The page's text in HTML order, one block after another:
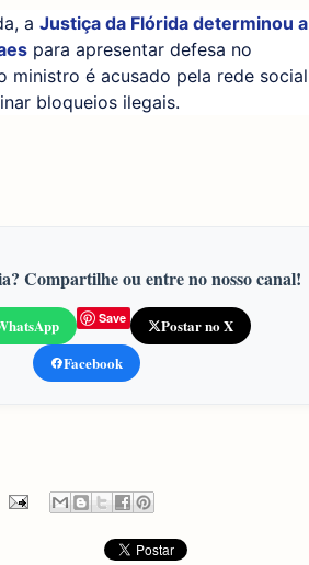
a Justiça da Flórida determinou a
para apresentar defesa no
ministro é acusado pela rede social
bloqueios ilegais.
Compartilhe ou entre no nosso canal!
Save
Postar no X
Facebook